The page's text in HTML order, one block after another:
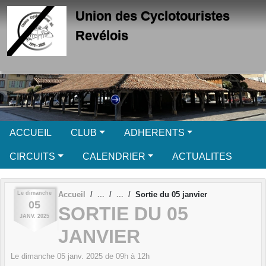
Union des Cyclotouristes
Revélois
ACCUEIL CLUB ADHERENTS
CIRCUITS CALENDRIER ACTUALITES
Le dimanche
05
JANV. 2025
Accueil Sortie du 05 janvier
SORTIE DU 05
JANVIER
Le dimanche 05 janv. 2025 de 09h à 12h
Panneau de gestion des cookies